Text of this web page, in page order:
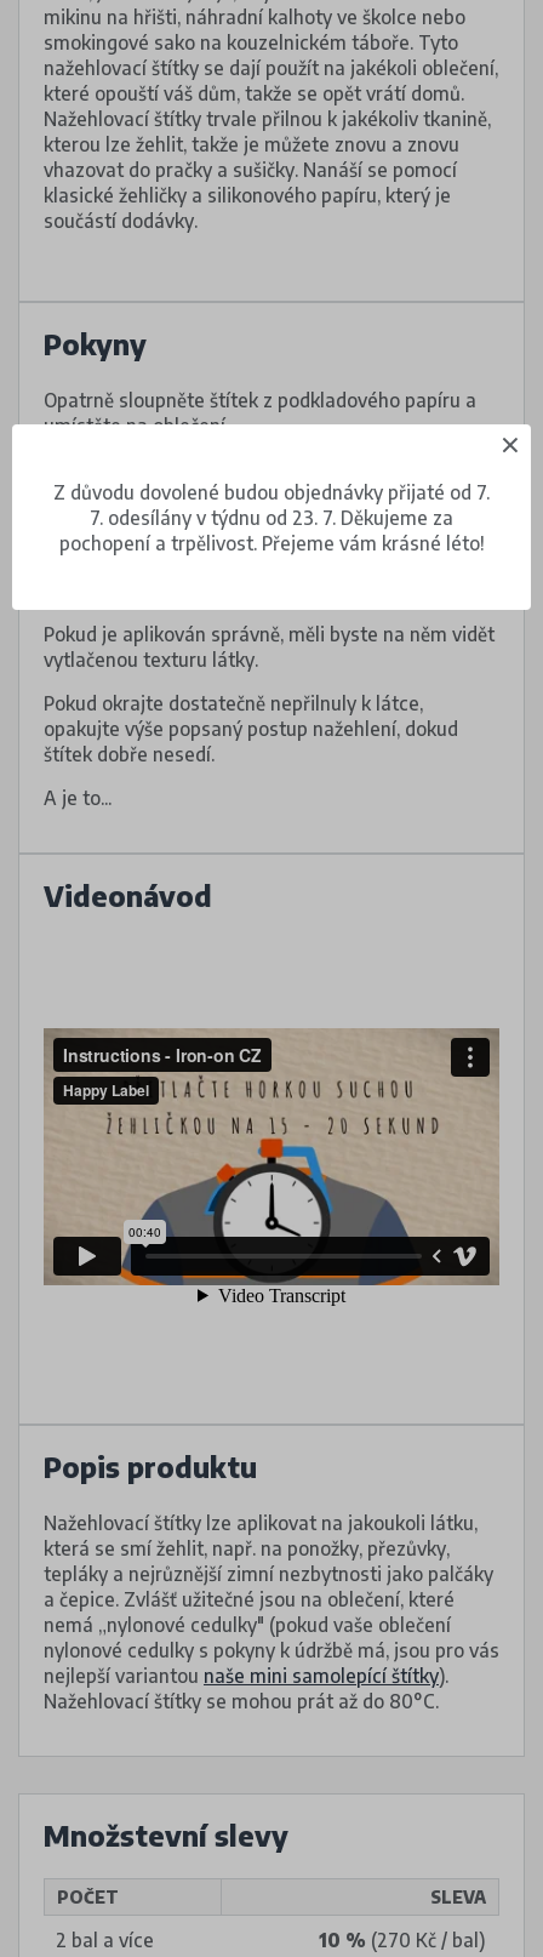
mikinu na hřišti, náhradní kalhoty ve školce nebo
smokingové sako na kouzelnickém táboře. Tyto
nažehlovací štítky se dají použít na jakékoli oblečení,
které opouští váš dům, takže se opět vrátí domů.
Nažehlovací štítky trvale přilnou k jakékoliv tkanině,
kterou lze žehlit, takže je můžete znovu a znovu
vhazovat do pračky a sušičky. Nanáší se pomocí
klasické žehličky a silikonového papíru, který je
součástí dodávky.
Pokyny
Opatrně sloupněte štítek z podkladového papíru a
umístěte na oblečení.
horkou suchou žehličkou (nepřejíždějte) na 10 - 20
vteřin.
Pokud je aplikován správně, měli byste na něm vidět
vytlačenou texturu látky.
Pokud okrajte dostatečně nepřilnuly k látce,
opakujte výše popsaný postup nažehlení, dokud
štítek dobře nesedí.
A je to...
Videonávod
Popis produktu
Nažehlovací štítky lze aplikovat na jakoukoli látku,
která se smí žehlit, např. na ponožky, přezůvky,
tepláky a nejrůznější zimní nezbytnosti jako palčáky
a čepice. Zvlášť užitečné jsou na oblečení, které
nemá „nylonové cedulky" (pokud vaše oblečení
nylonové cedulky s pokyny k údržbě má, jsou pro vás
nejlepší variantou naše mini samolepící štítky).
Nažehlovací štítky se mohou prát až do 80°C.
Množstevní slevy
POČET SLEVA
2 bal a více 10 % (270 Kč / bal)
Z důvodu dovolené budou objednávky přijaté od 7.
7. odesílány v týdnu od 23. 7. Děkujeme za
pochopení a trpělivost. Přejeme vám krásné léto!